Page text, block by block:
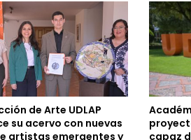
de Arte UDLAP
su acervo con nuevas
artistas emergentes y
capaz